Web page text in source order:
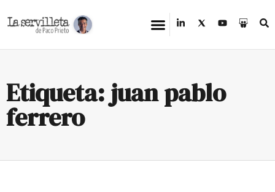
Etiqueta: juan pablo
ferrero